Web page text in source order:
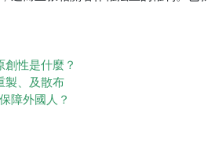
性是什麼？
製、及散布
障外國人？